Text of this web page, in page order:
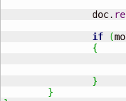
		doc.
if
(
{
}
}